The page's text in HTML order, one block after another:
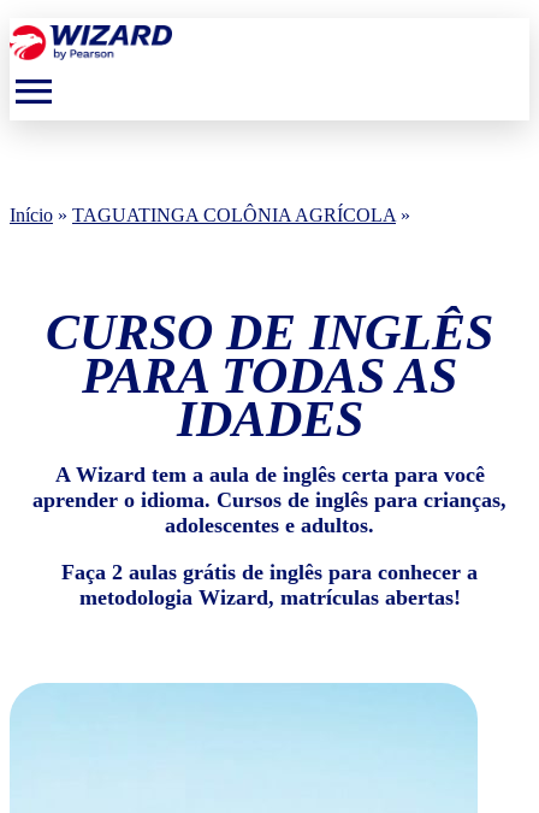
menu
Início » TAGUATINGA COLÔNIA AGRÍCOLA »
CURSO DE INGLÊS
PARA TODAS AS
IDADES
A Wizard tem a aula de inglês certa para você
aprender o idioma. Cursos de inglês para crianças,
adolescentes e adultos.
Faça 2 aulas grátis de inglês para conhecer a
metodologia Wizard, matrículas abertas!